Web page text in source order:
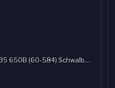
Покришка 27.5x2.35 650B (60-584) Schwalbe HANS DAMPF TwinSkin TLR B/B HS491 Addix, 67EPI